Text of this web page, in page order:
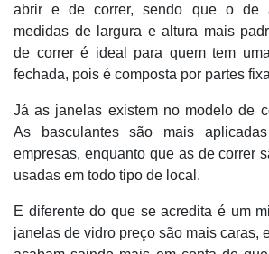
abrir e de correr, sendo que o de
medidas de largura e altura mais
de correr é ideal para quem tem
fechada, pois é composta por partes
Já as janelas existem no modelo de
As basculantes são mais
empresas, enquanto que as de correr
usadas em todo tipo de local.
E diferente do que se acredita é um
janelas de vidro preço são mais caras,